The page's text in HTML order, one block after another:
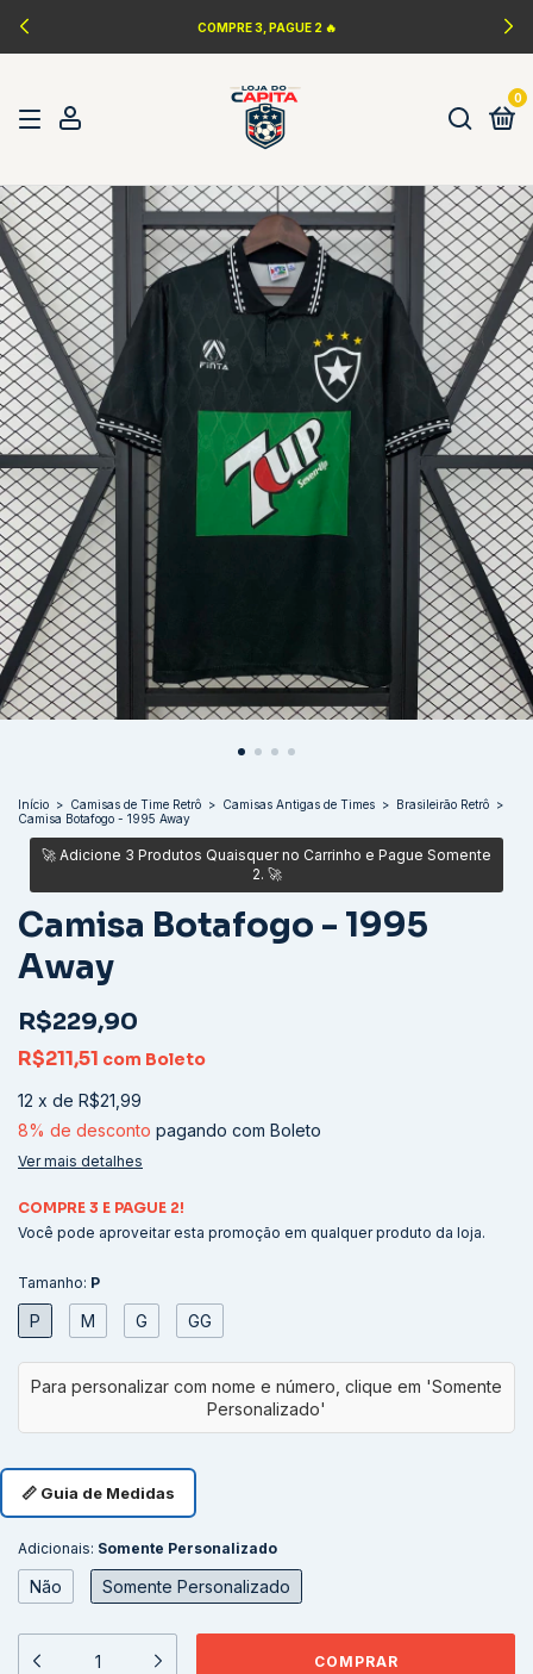
COMPRE 3, PAGUE 2 🔥
0
Início > Camisas de Time Retrô > Camisas Antigas de Times > Brasileirão Retrô >
Camisa Botafogo - 1995 Away
Camisa Botafogo - 1995
Away
R$229,90
R$211,51 com Boleto
12 x de R$21,99
8% de desconto pagando com Boleto
Ver mais detalhes
COMPRE 3 E PAGUE 2!
Você pode aproveitar esta promoção em qualquer produto da loja.
Tamanho: P
P M G GG
📏 Guia de Medidas
Adicionais: Somente Personalizado
Não Somente Personalizado